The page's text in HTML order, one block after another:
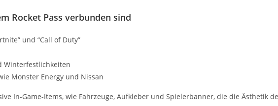
Rocket Pass verbunden sind
und “Call of Duty”
Winterfestlichkeiten
Monster Energy und Nissan
In-Game-Items, wie Fahrzeuge, Aufkleber und Spielerbanner, die die Ästhetik